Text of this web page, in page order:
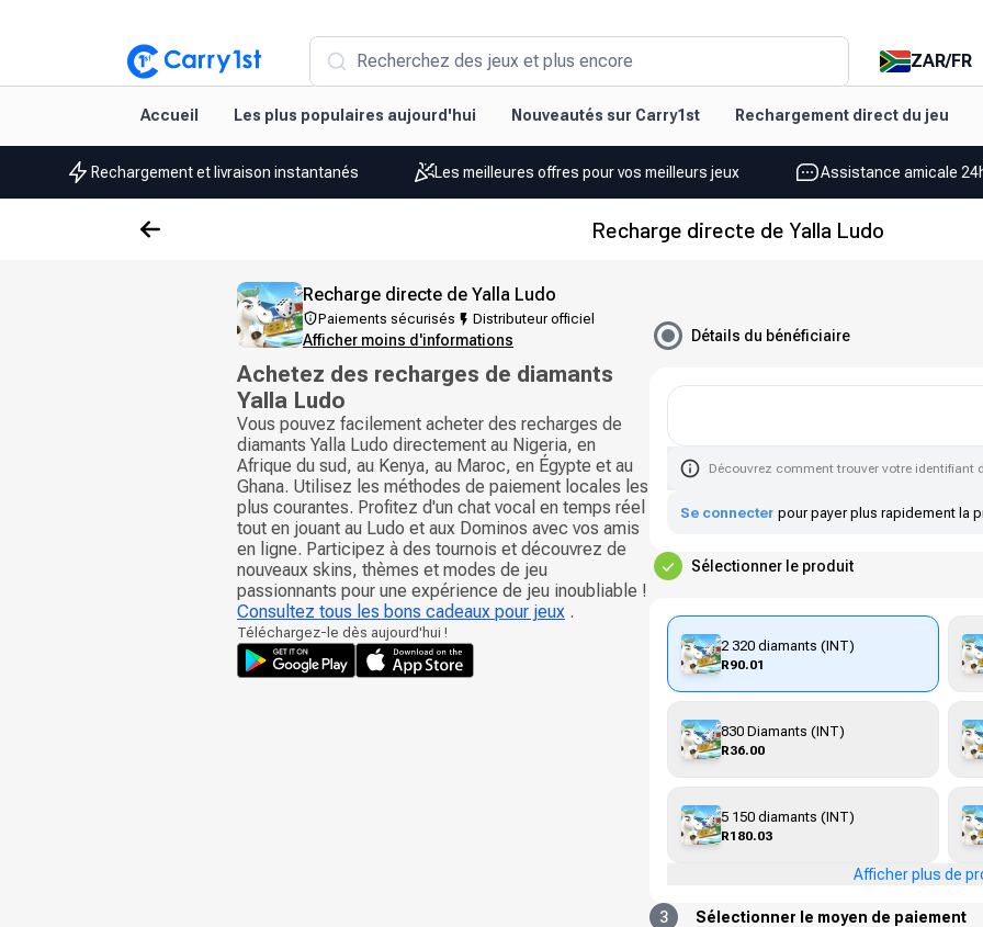
Recherchez des jeux et plus encore ZAR/FR
Accueil Les plus populaires aujourd'hui Nouveautés sur Carry1st Rechargement direct du jeu
Rechargement et livraison instantanés Les meilleures offres pour vos meilleurs jeux Assistance amicale
Recharge directe de Yalla Ludo
Recharge directe de Yalla Ludo
Paiements sécurisés Distributeur officiel
Afficher moins d'informations
Achetez des recharges de diamants
Yalla Ludo
Vous pouvez facilement acheter des recharges de
diamants Yalla Ludo directement au Nigeria, en
Afrique du sud, au Kenya, au Maroc, en Égypte et au
Ghana. Utilisez les méthodes de paiement locales les
plus courantes. Profitez d'un chat vocal en temps réel
tout en jouant au Ludo et aux Dominos avec vos amis
en ligne. Participez à des tournois et découvrez de
nouveaux skins, thèmes et modes de jeu
passionnants pour une expérience de jeu inoubliable !
Consultez tous les bons cadeaux pour jeux .
Téléchargez-le dès aujourd'hui !
Détails du bénéficiaire
Découvrez comment trouver votre identifiant
Se connecter pour payer plus rapidement la
Sélectionner le produit
2 320 diamants (INT)
R90.01
830 Diamants (INT)
R36.00
5 150 diamants (INT)
R180.03
Afficher plus de
3 Sélectionner le moyen de paiement